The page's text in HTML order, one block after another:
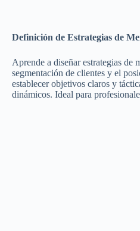
Definición de Estrategias de
Aprende a diseñar estrategias de
segmentación de clientes y el
establecer objetivos claros y
dinámicos. Ideal para